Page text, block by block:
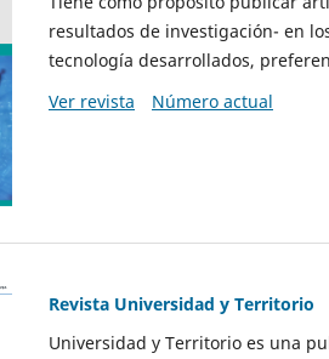
resultados de investigación- en
tecnología desarrollados,
Ver revista
Número actual
Revista Universidad y Territorio
Universidad y Territorio es una